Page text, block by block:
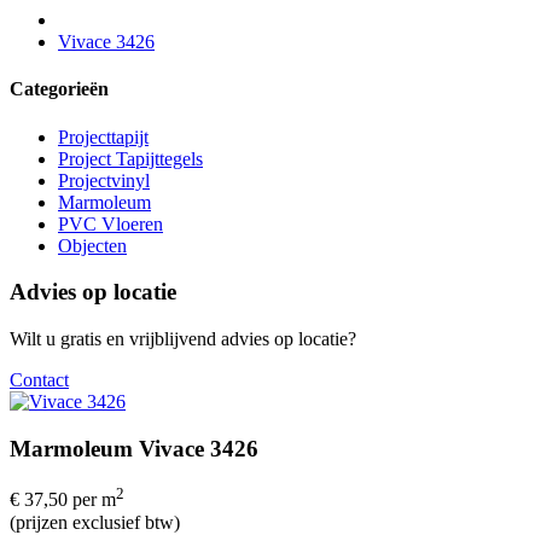
Vivace 3426
Categorieën
Projecttapijt
Project Tapijttegels
Projectvinyl
Marmoleum
PVC Vloeren
Objecten
Advies op locatie
Wilt u gratis en vrijblijvend advies op locatie?
Contact
Marmoleum Vivace 3426
€ 37,50 per m2
(prijzen exclusief btw)